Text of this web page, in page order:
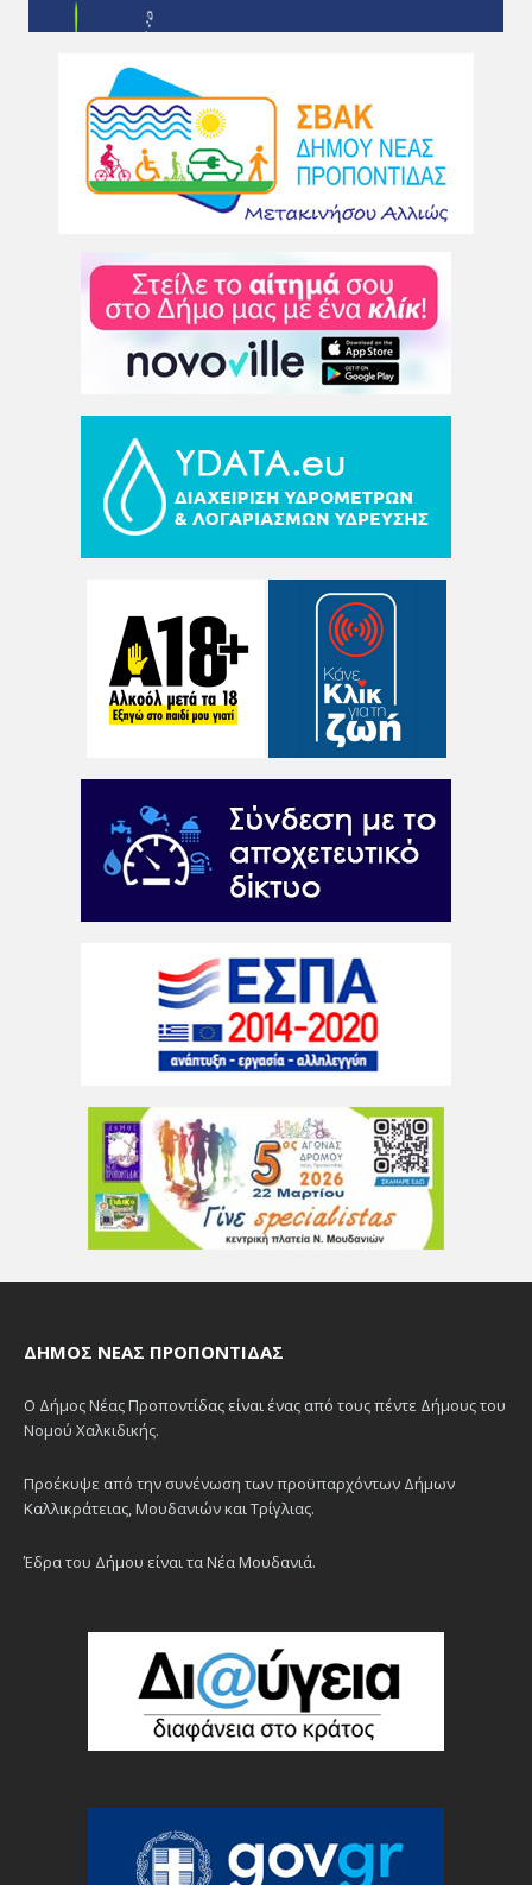
ΔΉΜΟΣ ΝΈΑΣ ΠΡΟΠΟΝΤΊΔΑΣ
Ο Δήμος Νέας Προποντίδας είναι ένας από τους πέντε Δήμους του
Νομού Χαλκιδικής.
Προέκυψε από την συνένωση των προϋπαρχόντων Δήμων
Καλλικράτειας, Μουδανιών και Τρίγλιας.
Έδρα του Δήμου είναι τα Νέα Μουδανιά.